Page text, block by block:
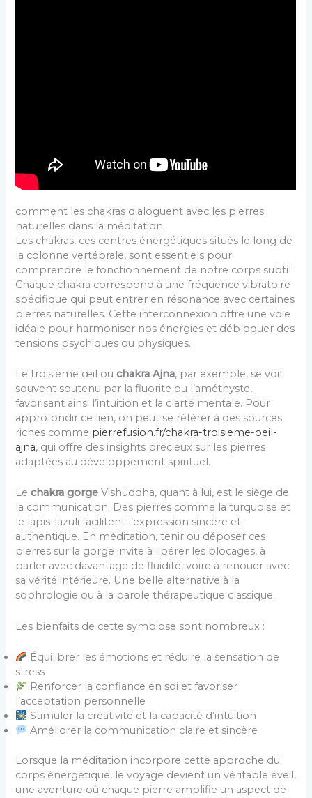
comment les chakras dialoguent avec les pierres
naturelles dans la méditation
Les chakras, ces centres énergétiques situés le long de
la colonne vertébrale, sont essentiels pour
comprendre le fonctionnement de notre corps subtil.
Chaque chakra correspond à une fréquence vibratoire
spécifique qui peut entrer en résonance avec certaines
pierres naturelles. Cette interconnexion offre une voie
idéale pour harmoniser nos énergies et débloquer des
tensions psychiques ou physiques.
Le troisième œil ouchakra Ajna, par exemple, se voit
souvent soutenu par la fluorite ou l’améthyste,
favorisant ainsi l’intuition et la clarté mentale. Pour
approfondir ce lien, on peut se référer à des sources
riches comme pierrefusion.fr/chakra-troisieme-oeil-
ajna, qui offre des insights précieux sur les pierres
adaptées au développement spirituel.
Lechakra gorge Vishuddha, quant à lui, est le siège de
la communication. Des pierres comme la turquoise et
le lapis-lazuli facilitent l’expression sincère et
authentique. En méditation, tenir ou déposer ces
pierres sur la gorge invite à libérer les blocages, à
parler avec davantage de fluidité, voire à renouer avec
sa vérité intérieure. Une belle alternative à la
sophrologie ou à la parole thérapeutique classique.
Les bienfaits de cette symbiose sont nombreux :
Équilibrer les émotions et réduire la sensation de
stress
Renforcer la confiance en soi et favoriser
l’acceptation personnelle
Stimuler la créativité et la capacité d’intuition
Améliorer la communication claire et sincère
Lorsque la méditation incorpore cette approche du
corps énergétique, le voyage devient un véritable éveil,
une aventure où chaque pierre amplifie un aspect de